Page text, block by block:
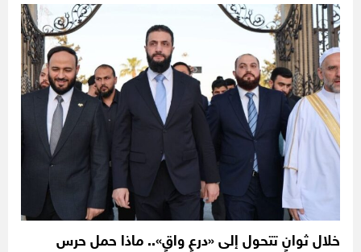
خلال ثوانٍ تتحول إلى «درعٍ واقٍ».. ماذا حمل حرس